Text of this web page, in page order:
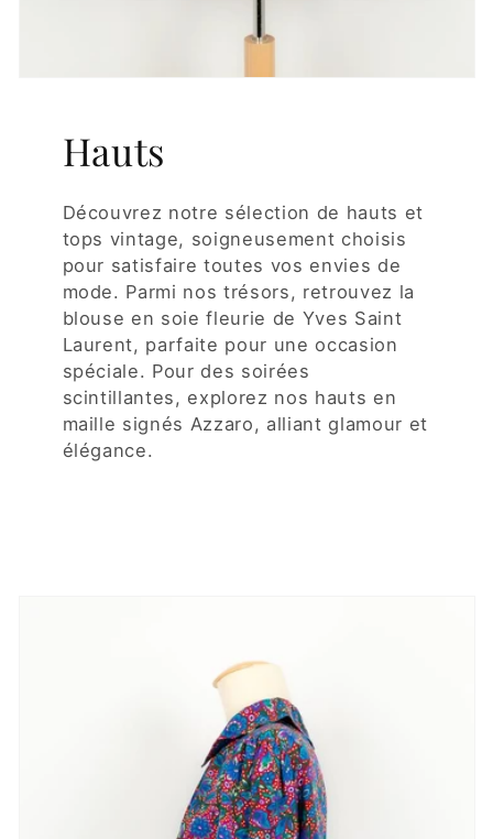
Hauts
Découvrez notre sélection de hauts et
tops vintage, soigneusement choisis
pour satisfaire toutes vos envies de
mode. Parmi nos trésors, retrouvez la
blouse en soie fleurie de Yves Saint
Laurent, parfaite pour une occasion
spéciale. Pour des soirées
scintillantes, explorez nos hauts en
maille signés Azzaro, alliant glamour et
élégance.